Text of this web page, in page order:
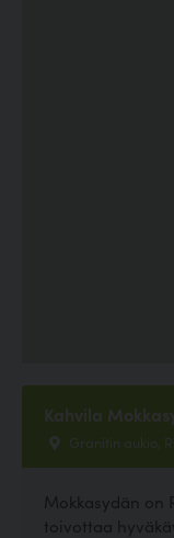
Kahvila
Granitin aukio,
Mokkasydän on
toivottaa